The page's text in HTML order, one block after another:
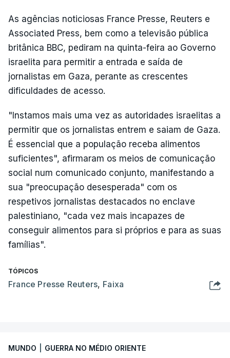
As agências noticiosas France Presse, Reuters e
Associated Press, bem como a televisão pública
britânica BBC, pediram na quinta-feira ao Governo
israelita para permitir a entrada e saída de
jornalistas em Gaza, perante as crescentes
dificuldades de acesso.
"Instamos mais uma vez as autoridades israelitas a
permitir que os jornalistas entrem e saiam de Gaza.
É essencial que a população receba alimentos
suficientes", afirmaram os meios de comunicação
social num comunicado conjunto, manifestando a
sua "preocupação desesperada" com os
respetivos jornalistas destacados no enclave
palestiniano, "cada vez mais incapazes de
conseguir alimentos para si próprios e para as suas
famílias".
TÓPICOS
France Presse Reuters, Faixa
MUNDO GUERRA NO MÉDIO ORIENTE